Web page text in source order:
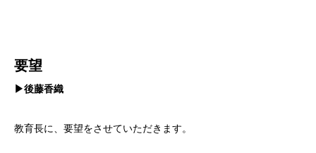
要望
▶後藤香織
教育長に、要望をさせていただきます。